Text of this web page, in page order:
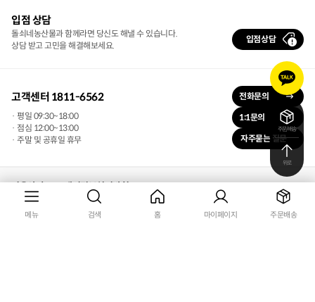
메뉴 검색 홈 마이페이지 주문배송
카
카
오
톡
문
의
주문/배송
위로
입점 상담
돌쇠네농산물과 함께라면 당신도 해낼 수 있습니다.
상담 받고 고민을 해결해보세요.
입점상담
고객센터 1811-6562
· 평일 09:30~18:00
· 점심 12:00~13:00
· 주말 및 공휴일 휴무
전화문의
1:1문의
자주묻는 질문
이용약관 개인정보처리방침
디에스글로벌 주식회사 | 대표자 : 조휘석